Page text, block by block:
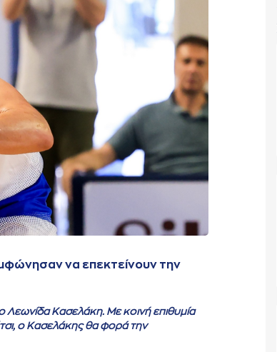
να επεκτείνουν την
Λεωνίδα Κασελάκη. Με κοινή επιθυμία
ο Κασελάκης θα φορά την